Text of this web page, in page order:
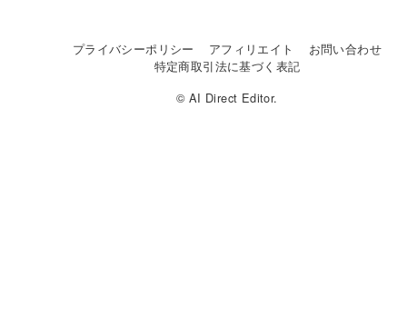
プライバシーポリシー アフィリエイト
お問い合わせ
特定商取引法に基づく表記
© AI Direct Editor.